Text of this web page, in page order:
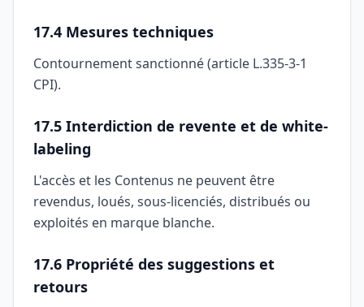
17.4 Mesures techniques
Contournement sanctionné (article L.335-3-1
CPI).
17.5 Interdiction de revente et de white-
labeling
L'accès et les Contenus ne peuvent être
revendus, loués, sous-licenciés, distribués ou
exploités en marque blanche.
17.6 Propriété des suggestions et
retours